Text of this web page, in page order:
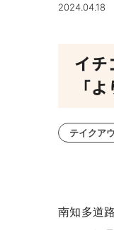
2024.04.18
イチ
「
テイクア
南知多道